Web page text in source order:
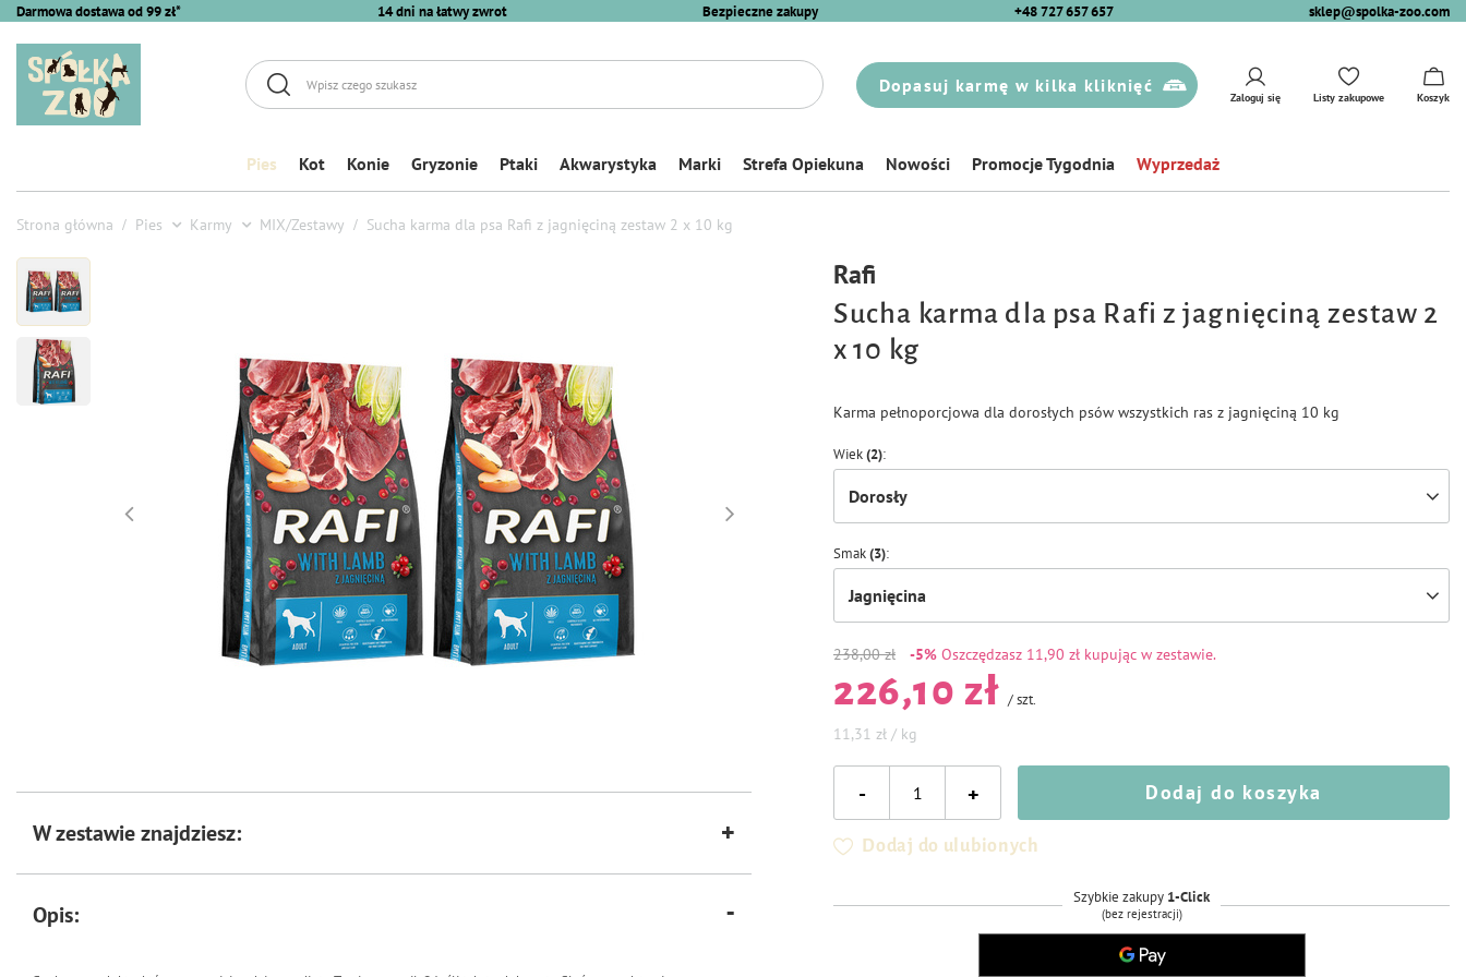
Darmowa dostawa od 99 zł* 14 dni na łatwy zwrot Bezpieczne zakupy +48 727 657 657 sklep@spolka-zoo.com
Dopasuj karmę w kilka kliknięć
Zaloguj się Listy zakupowe Koszyk
Pies Kot Konie Gryzonie Ptaki Akwarystyka Marki Strefa Opiekuna Nowości Promocje Tygodnia Wyprzedaż
Strona główna Pies Karmy MIX/Zestawy Sucha karma dla psa Rafi z jagnięciną zestaw 2 x 10 kg
Rafi
Sucha karma dla psa Rafi z jagnięciną zestaw 2
x 10 kg
Karma pełnoporcjowa dla dorosłych psów wszystkich ras z jagnięciną 10 kg
Wiek(2)
Dorosły
Smak(3)
Jagnięcina
238,00 zł -5% Oszczędzasz 11,90 zł kupując w zestawie.
226,10 zł /szt.
11,31 zł / kg
- + Dodaj do koszyka
Dodaj do ulubionych
Szybkie zakupy 1-Click
(bez rejestracji)
W zestawie znajdziesz:
Opis: